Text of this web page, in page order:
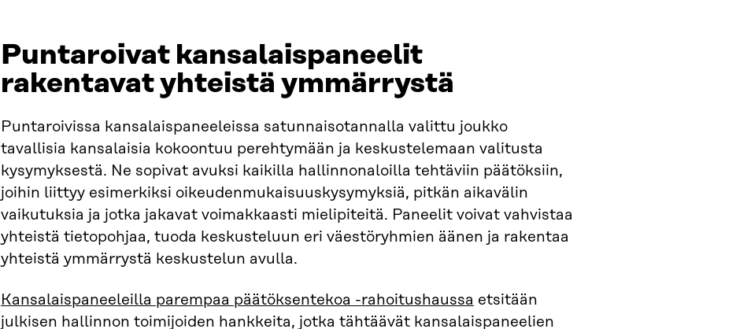
Puntaroivat kansalaispaneelit
rakentavat yhteistä ymmärrystä
Puntaroivissa kansalaispaneeleissa satunnaisotannalla valittu joukko
tavallisia kansalaisia kokoontuu perehtymään ja keskustelemaan valitusta
kysymyksestä. Ne sopivat avuksi kaikilla hallinnonaloilla tehtäviin päätöksiin,
joihin liittyy esimerkiksi oikeudenmukaisuuskysymyksiä, pitkän aikavälin
vaikutuksia ja jotka jakavat voimakkaasti mielipiteitä. Paneelit voivat vahvistaa
yhteistä tietopohjaa, tuoda keskusteluun eri väestöryhmien äänen ja rakentaa
yhteistä ymmärrystä keskustelun avulla.
Kansalaispaneeleilla parempaa päätöksentekoa -rahoitushaussa etsitään
julkisen hallinnon toimijoiden hankkeita, jotka tähtäävät kansalaispaneelien